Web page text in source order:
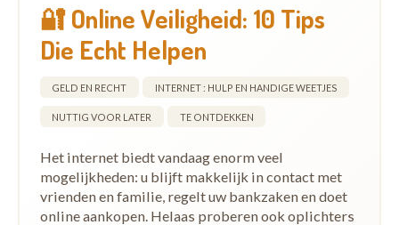
🔐 Online Veiligheid: 10 Tips
Die Echt Helpen
GELD EN RECHT INTERNET : HULP EN HANDIGE WEETJES
NUTTIG VOOR LATER TE ONTDEKKEN
Het internet biedt vandaag enorm veel
mogelijkheden: u blijft makkelijk in contact met
vrienden en familie, regelt uw bankzaken en doet
online aankopen. Helaas proberen ook oplichters